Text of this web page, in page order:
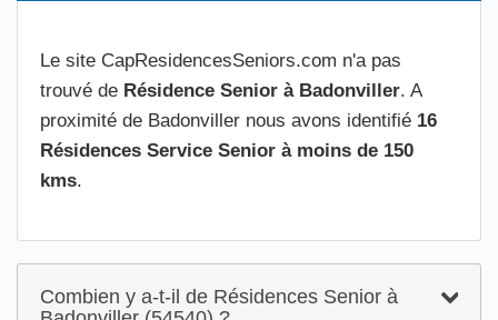
Le site CapResidencesSeniors.com n'a pas
trouvé de Résidence Senior à Badonviller. A
proximité de Badonviller nous avons identifié 16
Résidences Service Senior à moins de 150
kms.
Combien y a-t-il de Résidences Senior à